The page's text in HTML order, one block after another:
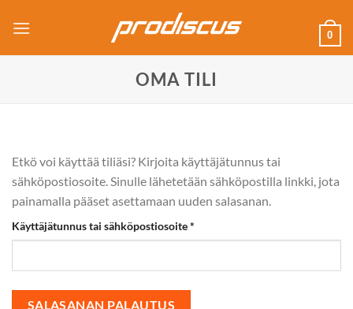
0
OMA TILI
Etkö voi käyttää tiliäsi? Kirjoita käyttäjätunnus tai
sähköpostiosoite. Sinulle lähetetään sähköpostilla linkki, jota
painamalla pääset asettamaan uuden salasanan.
Käyttäjätunnus tai sähköpostiosoite*
SALASANAN PALAUTUS